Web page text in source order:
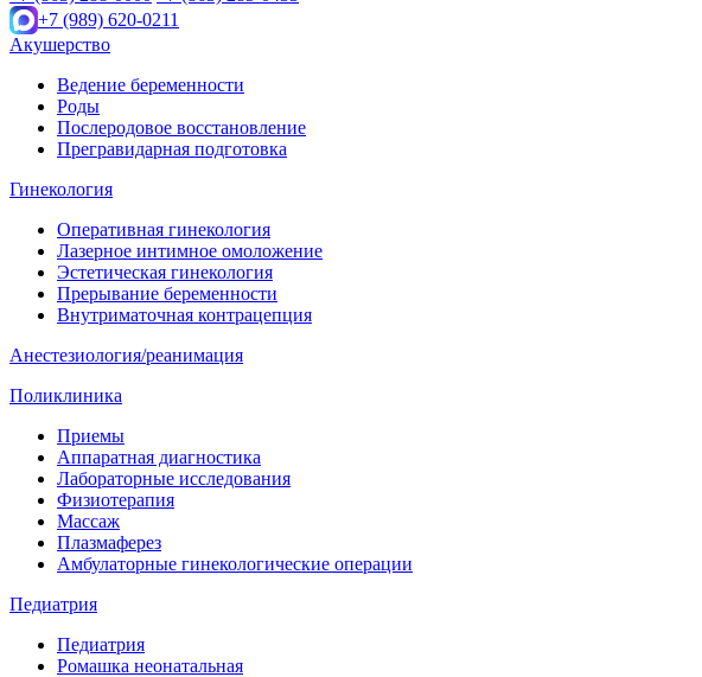
+7 (989) 620-0211
Акушерство
Ведение беременности
Роды
Послеродовое восстановление
Прегравидарная подготовка
Гинекология
Оперативная гинекология
Лазерное интимное омоложение
Эстетическая гинекология
Прерывание беременности
Внутриматочная контрацепция
Анестезиология/реанимация
Поликлиника
Приемы
Аппаратная диагностика
Лабораторные исследования
Физиотерапия
Массаж
Плазмаферез
Амбулаторные гинекологические операции
Педиатрия
Педиатрия
Ромашка неонатальная